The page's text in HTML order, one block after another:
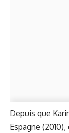
Depuis que
Espagne